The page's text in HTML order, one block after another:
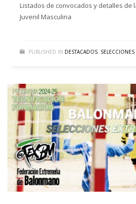
Listados de convocados y detalles de
Juvenil Masculina
PUBLISHED IN DESTACADOS, SELECCIONES